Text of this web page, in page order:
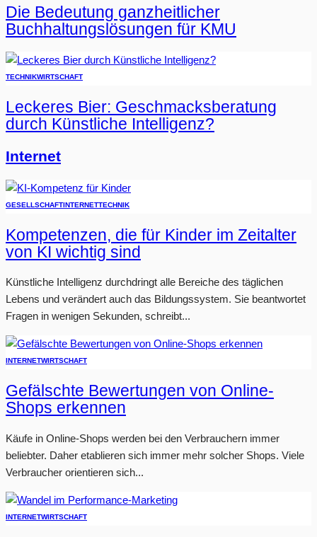
Die Bedeutung ganzheitlicher
Buchhaltungslösungen für KMU
TECHNIKWIRTSCHAFT
Leckeres Bier: Geschmacksberatung
durch Künstliche Intelligenz?
Internet
GESELLSCHAFTINTERNETTECHNIK
Kompetenzen, die für Kinder im Zeitalter
von KI wichtig sind
Künstliche Intelligenz durchdringt alle Bereiche des täglichen
Lebens und verändert auch das Bildungssystem. Sie beantwortet
Fragen in wenigen Sekunden, schreibt...
INTERNETWIRTSCHAFT
Gefälschte Bewertungen von Online-
Shops erkennen
Käufe in Online-Shops werden bei den Verbrauchern immer
beliebter. Daher etablieren sich immer mehr solcher Shops. Viele
Verbraucher orientieren sich...
INTERNETWIRTSCHAFT